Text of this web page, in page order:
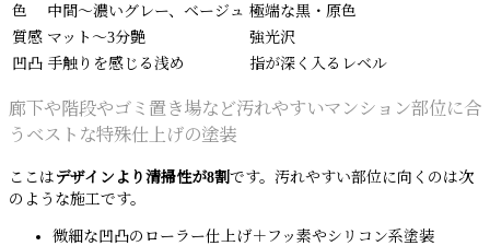
色
中間〜濃いグレー、ベージュ 極端な黒・原色
質感 マット〜3分艶
強光沢
凹凸 手触りを感じる浅め 指が深く入るレベル
廊下や階段やゴミ置き場など汚れやすいマンション部位に合
うベストな特殊仕上げの塗装
ここは デザインより清掃性が8割 です。汚れやすい部位に向くのは次
のような施工です。
微細な凹凸のローラー仕上げ＋フッ素やシリコン系塗装